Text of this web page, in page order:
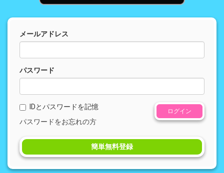
メールアドレス
パスワード
IDとパスワードを記憶
パスワードをお忘れの方
ログイン
簡単無料登録